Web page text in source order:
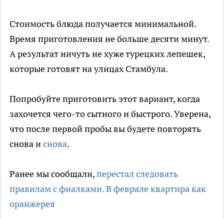
Стоимость блюда получается минимальной.
Время приготовления не больше десяти минут.
А результат ничуть не хуже турецких лепешек,
которые готовят на улицах Стамбула.
Попробуйте приготовить этот вариант, когда
захочется чего-то сытного и быстрого. Уверена,
что после первой пробы вы будете повторять
снова иснова.
Ранее мы сообщали,перестал следовать
правилам с фиалками. В феврале квартира как
оранжерея